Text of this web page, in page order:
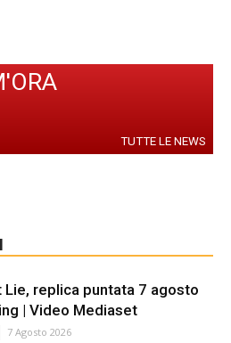
TUTTE LE NEWS
Lie, replica puntata 7 agosto
| Video Mediaset
7 Agosto 2026